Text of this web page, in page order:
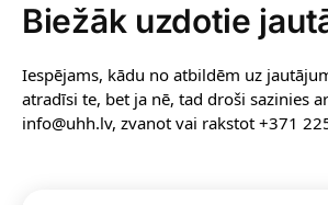
Biežāk uzdotie
Iespējams, kādu no atbildēm uz
atradīsi te, bet ja nē, tad droši sazinies
info@uhh.lv, zvanot vai rakstot +371